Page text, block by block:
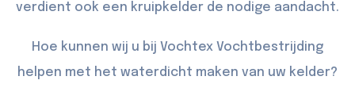
verdient ook een kruipkelder de nodige aandacht.
Hoe kunnen wij u bij Vochtex Vochtbestrijding
helpen met het waterdicht maken van uw kelder?